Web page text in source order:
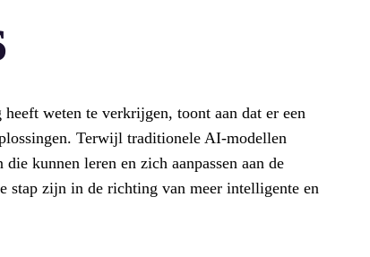
weten te verkrijgen, toont aan dat er een
Terwijl traditionele AI-modellen
kunnen leren en zich aanpassen aan de
stap zijn in de richting van meer intelligente en